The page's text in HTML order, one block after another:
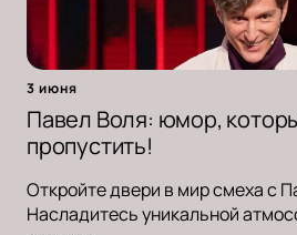
3 июня
Павел Воля: юмор,
пропустить!
Откройте двери в мир смеха с
Насладитесь уникальной